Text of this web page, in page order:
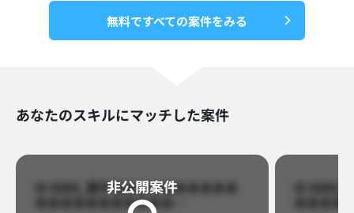
無料ですべての案件をみる
あなたのスキルにマッチした案件
ID 8888_案件名あああああああああ
あああああああああああ…​
非公開案件​ ID